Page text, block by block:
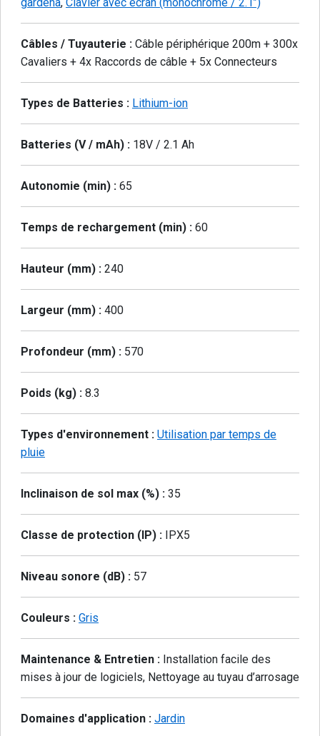
Câbles / Tuyauterie : Câble périphérique 200m + 300x
Cavaliers + 4x Raccords de câble + 5x Connecteurs
Types de Batteries : Lithium-ion
Batteries (V / mAh) : 18V / 2.1 Ah
Autonomie (min) : 65
Temps de rechargement (min) : 60
Hauteur (mm) : 240
Largeur (mm) : 400
Profondeur (mm) : 570
Poids (kg) : 8.3
Types d'environnement : Utilisation par temps de
pluie
Inclinaison de sol max (%) : 35
Classe de protection (IP) : IPX5
Niveau sonore (dB) : 57
Couleurs : Gris
Maintenance & Entretien : Installation facile des
mises à jour de logiciels, Nettoyage au tuyau d’arrosage
Domaines d'application : Jardin